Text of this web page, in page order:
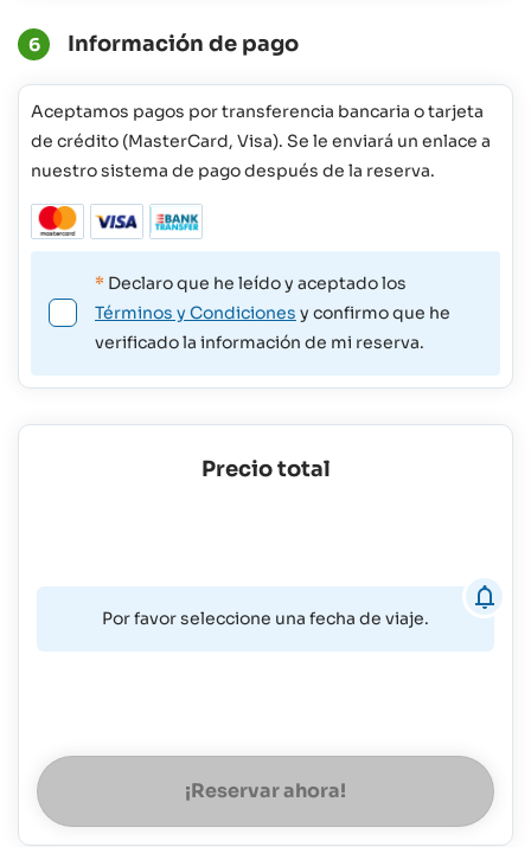
6 Información de pago
Aceptamos pagos por transferencia bancaria o tarjeta
de crédito (MasterCard, Visa). Se le enviará un enlace a
nuestro sistema de pago después de la reserva.
* Declaro que he leído y aceptado los
Términos y Condiciones y confirmo que he
verificado la información de mi reserva.
Precio total
Por favor seleccione una fecha de viaje.
¡Reservar ahora!